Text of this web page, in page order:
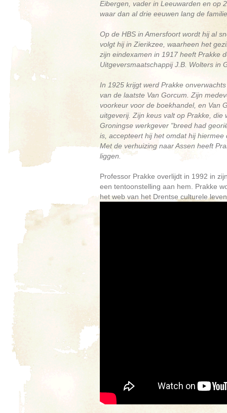
Eibergen, vader in Leeuwarden en op
waar dan al drie eeuwen lang de
Op de HBS in Amersfoort wordt hij al
volgt hij in Zierikzee, waarheen het
zijn eindexamen in 1917 heeft Prakke
Uitgeversmaatschappij J.B. Wolters in
In 1925 krijgt werd Prakke
van de laatste Van Gorcum. Zijn
voorkeur voor de boekhandel, en Van
uitgeverij. Zijn keus valt op Prakke, die
Groningse werkgever "breed had
is, accepteert hij het omdat hij
Met de verhuizing naar Assen heeft
liggen.
Professor Prakke overlijdt in 1992 in
een tentoonstelling aan hem. Prakke
het web van het Drentse culturele